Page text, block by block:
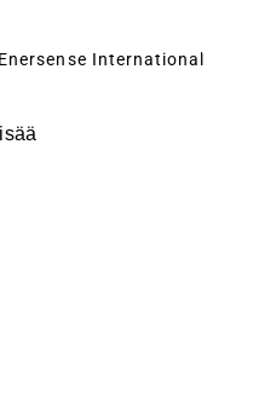
Enersense International